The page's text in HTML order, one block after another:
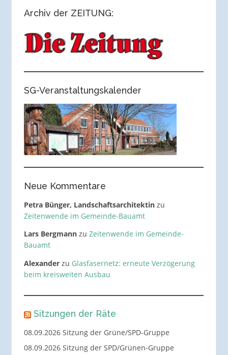
Archiv der ZEITUNG:
SG-Veranstaltungskalender
Neue Kommentare
Petra Bünger, Landschaftsarchitektinzu
Zeitenwende im Gemeinde-Bauamt
Lars Bergmannzu Zeitenwende im Gemeinde-
Bauamt
Alexanderzu Glasfasernetz: erneute Verzögerung
beim kreisweiten Ausbau
Sitzungen der Räte
08.09.2026 Sitzung der Grüne/SPD-Gruppe
08.09.2026 Sitzung der SPD/Grünen-Gruppe